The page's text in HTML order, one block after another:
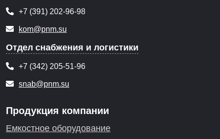
+7 (391) 202-96-98
kom@pnm.su
Отдел снабжения и логистики
+7 (342) 205-51-96
snab@pnm.su
Продукция компании
Емкостное оборудование